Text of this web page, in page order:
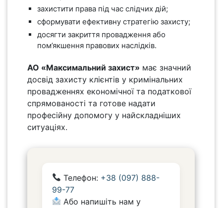
захистити права під час слідчих дій;
сформувати ефективну стратегію захисту;
досягти закриття провадження або
пом’якшення правових наслідків.
АО «Максимальний захист» має значний
досвід захисту клієнтів у кримінальних
провадженнях економічної та податкової
спрямованості та готове надати
професійну допомогу у найскладніших
ситуаціях.
Телефон: +38 (097) 888-
99-77
Або напишіть нам у